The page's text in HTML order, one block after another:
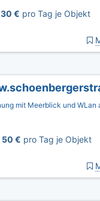
30 € pro Tag je Objekt
mit Meerblick und WLan
50 € pro Tag je Objekt